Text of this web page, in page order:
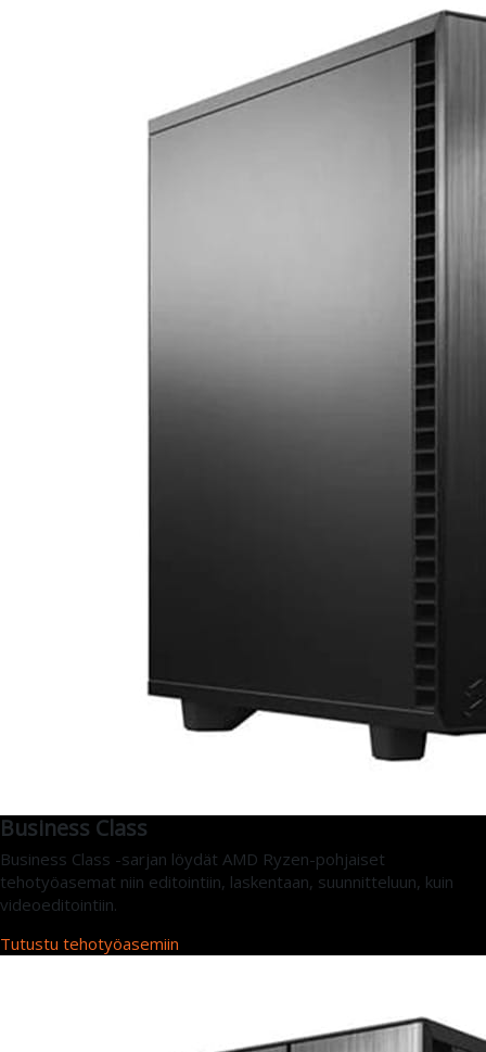
Business Class
tehotyöasemat niin editointiin, laskentaan, suunnitteluun, kuin
videoeditointiin.